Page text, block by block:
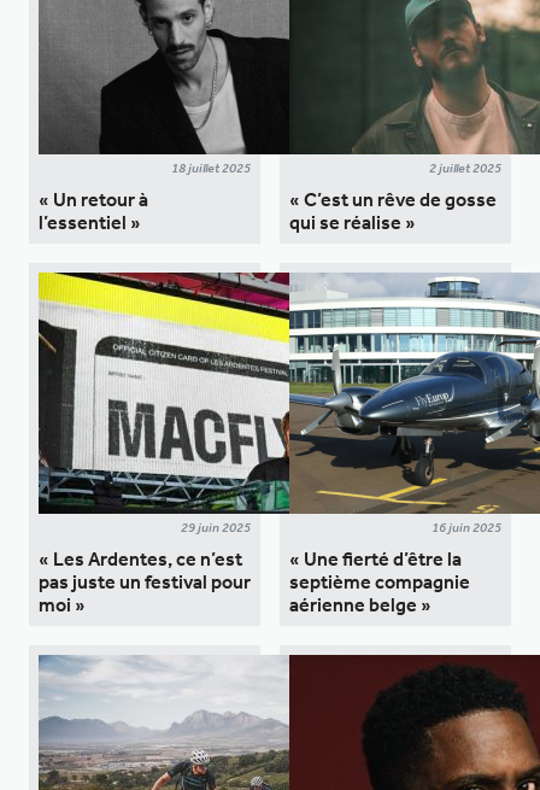
18 juillet 2025
« Un retour à
l’essentiel »
2 juillet 2025
« C’est un rêve de gosse
qui se réalise »
29 juin 2025
« Les Ardentes, ce n’est
pas juste un festival pour
moi »
16 juin 2025
« Une fierté d’être la
septième compagnie
aérienne belge »